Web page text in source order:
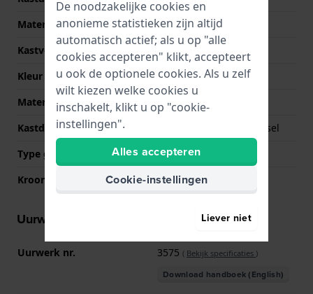
Materiaal
Roestvrij staal
Kastvorm
Vierkant
Kleur kast
Goud
Materiaal kastdeksel
Roestvrij staal
Kastdeksel
Geschroefde achterdeksel
Type glas
Mineraal
Kroon
NVT
Uurwerk informatie
Uurwerk nr. 3575 ( Bekijk specificaties )
Download handboek (English)
De noodzakelijke cookies en
anonieme statistieken zijn altijd
automatisch actief; als u op "alle
cookies accepteren" klikt, accepteert
u ook de optionele cookies. Als u zelf
wilt kiezen welke cookies u
inschakelt, klikt u op "cookie-
instellingen".
Alles accepteren
Cookie-instellingen
Liever niet